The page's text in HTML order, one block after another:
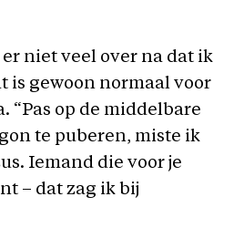
niet veel over na dat ik
is gewoon normaal voor
“Pas op de middelbare
te puberen, miste ik
Iemand die voor je
– dat zag ik bij